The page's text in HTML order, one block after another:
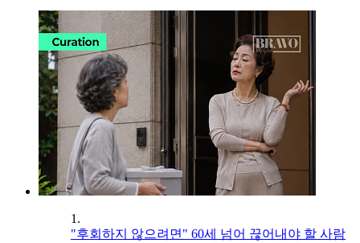
1.
"후회하지 않으려면" 60세 넘어 끊어내야 할 사람